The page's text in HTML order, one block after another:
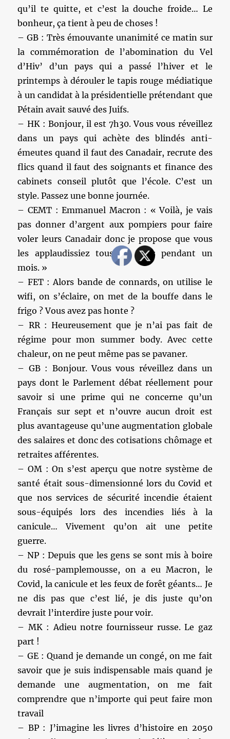
qu’il te quitte, et c’est la douche froide… Le
bonheur, ça tient à peu de choses !
– GB : Très émouvante unanimité ce matin sur
la commémoration de l’abomination du Vel
d’Hiv’ d’un pays qui a passé l’hiver et le
printemps à dérouler le tapis rouge médiatique
à un candidat à la présidentielle prétendant que
Pétain avait sauvé des Juifs.
– HK : Bonjour, il est 7h30. Vous vous réveillez
dans un pays qui achète des blindés anti-
émeutes quand il faut des Canadair, recrute des
flics quand il faut des soignants et finance des
cabinets conseil plutôt que l’école. C’est un
style. Passez une bonne journée.
– CEMT : Emmanuel Macron : « Voilà, je vais
pas donner d’argent aux pompiers pour faire
voler leurs Canadair donc je propose que vous
les applaudissiez tous les soirs pendant un
mois. »
– FET : Alors bande de connards, on utilise le
wifi, on s’éclaire, on met de la bouffe dans le
frigo ? Vous avez pas honte ?
– RR : Heureusement que je n’ai pas fait de
régime pour mon summer body. Avec cette
chaleur, on ne peut même pas se pavaner.
– GB : Bonjour. Vous vous réveillez dans un
pays dont le Parlement débat réellement pour
savoir si une prime qui ne concerne qu’un
Français sur sept et n’ouvre aucun droit est
plus avantageuse qu’une augmentation globale
des salaires et donc des cotisations chômage et
retraites afférentes.
– OM : On s’est aperçu que notre système de
santé était sous-dimensionné lors du Covid et
que nos services de sécurité incendie étaient
sous-équipés lors des incendies liés à la
canicule… Vivement qu’on ait une petite
guerre.
– NP : Depuis que les gens se sont mis à boire
du rosé-pamplemousse, on a eu Macron, le
Covid, la canicule et les feux de forêt géants… Je
ne dis pas que c’est lié, je dis juste qu’on
devrait l’interdire juste pour voir.
– MK : Adieu notre fournisseur russe. Le gaz
part !
– GE : Quand je demande un congé, on me fait
savoir que je suis indispensable mais quand je
demande une augmentation, on me fait
comprendre que n’importe qui peut faire mon
travail
– BP : J’imagine les livres d’histoire en 2050